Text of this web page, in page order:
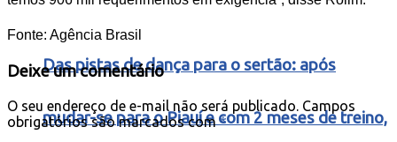
Das pistas de dança para o sertão: após
mudar-se para o Piauí e com 2 meses de treino,
Fonte: Agência Brasil
Deixe um comentário
O seu endereço de e-mail não será publicado. Campos
obrigatórios são marcados com*